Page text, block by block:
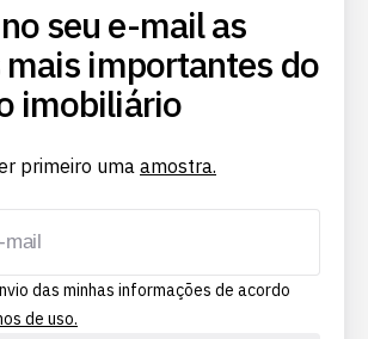
seu e-mail as
importantes do
imobiliário
primeiro uma amostra.
das minhas informações de acordo
de uso.